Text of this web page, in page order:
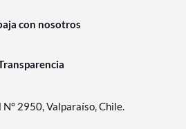
con nosotros
N° 2950, Valparaíso, Chile.